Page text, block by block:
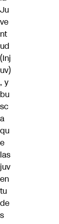
Ju
ve
nt
ud
(Inj
uv)
, y
bu
sc
a
qu
e
las
juv
en
tu
de
s